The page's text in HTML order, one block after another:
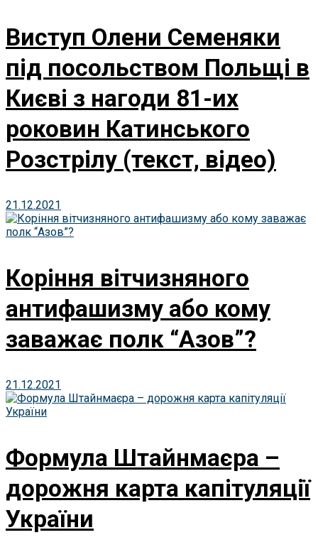
Виступ Олени Семеняки
під посольством Польщі в
Києві з нагоди 81-их
роковин Катинського
Розстрілу (текст, відео)
21.12.2021
Коріння вітчизняного
антифашизму або кому
заважає полк “Азов”?
21.12.2021
Формула Штайнмаєра –
дорожня карта капітуляції
України